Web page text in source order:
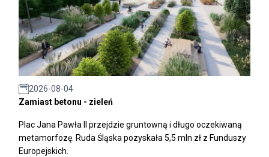
2026-08-04
Zamiast betonu - zieleń
Plac Jana Pawła II przejdzie gruntowną i długo oczekiwaną
metamorfozę. Ruda Śląska pozyskała 5,5 mln zł z Funduszy
Europejskich.